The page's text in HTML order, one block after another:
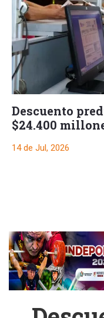
Descuento
$24.400
14 de Jul, 2026